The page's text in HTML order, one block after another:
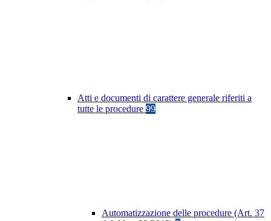
Atti e documenti di carattere generale riferiti a
tutte le procedure 99
Automatizzazione delle procedure (Art. 37